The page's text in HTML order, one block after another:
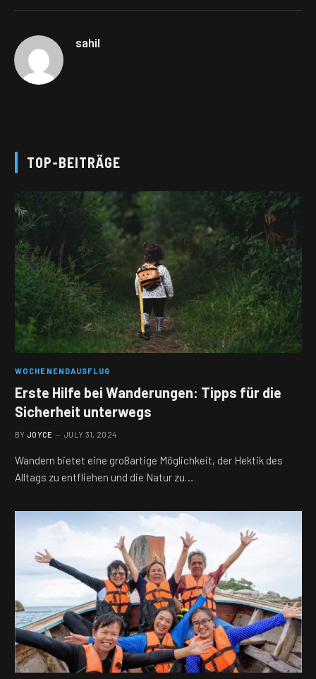
sahil
TOP-BEITRÄGE
WOCHENENDAUSFLUG
Erste Hilfe bei Wanderungen: Tipps für die
Sicherheit unterwegs
BY JOYCE JULY 31, 2024
Wandern bietet eine großartige Möglichkeit, der Hektik des
Alltags zu entfliehen und die Natur zu…